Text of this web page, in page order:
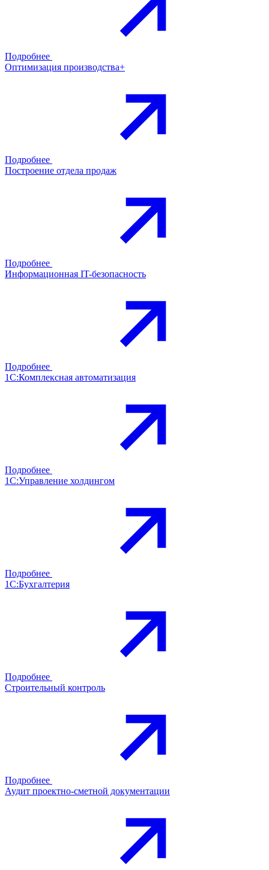
Подробнее
Оптимизация производства+
Подробнее
Построение отдела продаж
Подробнее
Информационная IT-безопасность
Подробнее
1С:Комплексная автоматизация
Подробнее
1С:Управление холдингом
Подробнее
1С:Бухгалтерия
Подробнее
Строительный контроль
Подробнее
Аудит проектно-сметной документации